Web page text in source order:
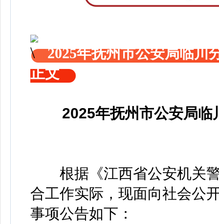
2025年抚州市公安局临川
正文
2025年抚州市公安局
根据《江西省公安机关
合工作实际，现面向社会公
事项公告如下：